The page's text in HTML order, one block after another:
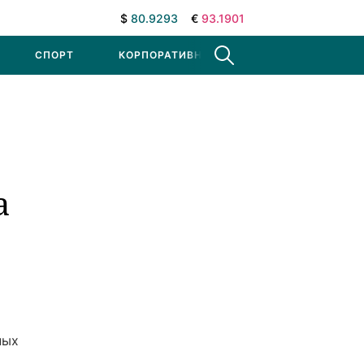
$ 80.9293 € 93.1901
СПОРТ КОРПОРАТИВНЫЕ НОВОСТИ